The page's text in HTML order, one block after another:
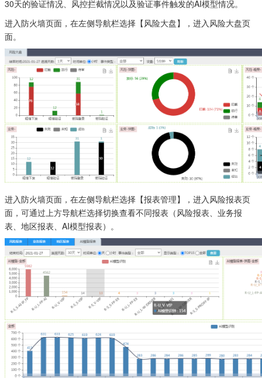
30天的验证情况、风控拦截情况以及验证事件触发的AI模型情况。
进入防火墙页面，在左侧导航栏选择【风险大盘】，进入风险大盘页
面。
进入防火墙页面，在左侧导航栏选择【报表管理】，进入风险报表页
面，可通过上方导航栏选择切换查看不同报表（风险报表、业务报
表、地区报表、AI模型报表）。